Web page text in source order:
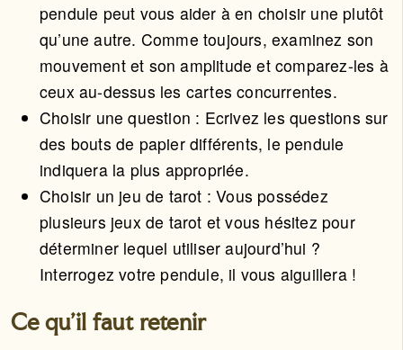
pendule peut vous aider à en choisir une plutôt
qu’une autre. Comme toujours, examinez son
mouvement et son amplitude et comparez-les à
ceux au-dessus les cartes concurrentes.
Choisir une question : Ecrivez les questions sur
des bouts de papier différents, le pendule
indiquera la plus appropriée.
Choisir un jeu de tarot : Vous possédez
plusieurs jeux de tarot et vous hésitez pour
déterminer lequel utiliser aujourd’hui ?
Interrogez votre pendule, il vous aiguillera !
Ce qu’il faut retenir